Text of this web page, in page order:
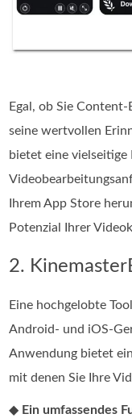
Egal, ob Sie
seine wertvollen
bietet eine vielseitige
Ihrem App Store
Potenzial Ihrer
2.
Eine hochgelobte
Android- und iOS-
Anwendung bietet
mit denen Sie Ihre
◆ Ein umfassendes